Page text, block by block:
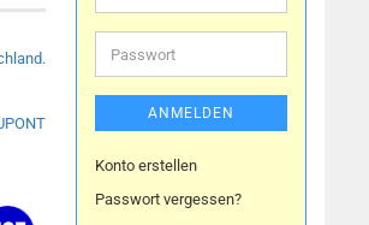
Mail-
Adresse
Passwort
ANMELDEN
Konto erstellen
Passwort vergessen?